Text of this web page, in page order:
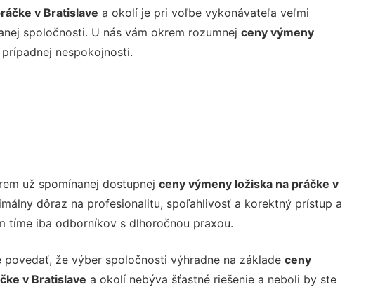
v Bratislave a okolí je pri voľbe vykonávateľa veľmi
spoločnosti. U nás vám okrem rozumnej ceny výmeny
nespokojnosti.
už spomínanej dostupnej ceny výmeny ložiska na práčke v
dôraz na profesionalitu, spoľahlivosť a korektný prístup a
tíme iba odborníkov s dlhoročnou praxou.
povedať, že výber spoločnosti výhradne na základe ceny
v Bratislave a okolí nebýva šťastné riešenie a neboli by ste